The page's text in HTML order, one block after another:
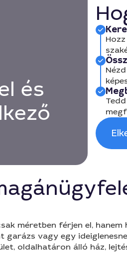
és
méretben férjen el,
vagy egy
oldalhatáron álló ház,